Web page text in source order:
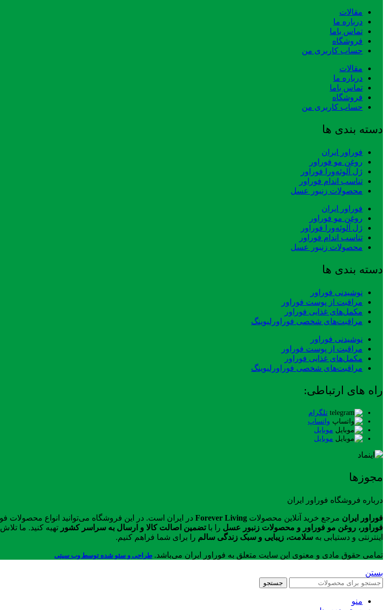
مقالات
درباره ما
تماس باما
فروشگاه
حساب کاربری من
مقالات
درباره ما
تماس باما
فروشگاه
حساب کاربری من
دسته بندی ها
فوراور ایران
روغن مو فوراور
ژل آلوئه‌ورا فوراور
تناسب اندام فوراور
محصولات زنبور عسل
فوراور ایران
روغن مو فوراور
ژل آلوئه‌ورا فوراور
تناسب اندام فوراور
محصولات زنبور عسل
دسته بندی ها
نوشیدنی فوراور
مراقبت از پوست فوراور
مکمل‌های غذایی فوراور
مراقبت‌های شخصی فوراورلیوینگ
نوشیدنی فوراور
مراقبت از پوست فوراور
مکمل‌های غذایی فوراور
مراقبت‌های شخصی فوراورلیوینگ
راه های ارتباطی:
تلگرام
واتساپ
موبایل
موبایل
مجوزها
درباره فروشگاه فوراور ایران
فوراور ایران مرجع خرید آنلاین محصولات Forever Living در ایران است. در این فروشگاه می‌توانید انواع محصولات
فوراور، روغن مو فوراور و محصولات زنبور عسل را باتضمین اصالت کالا و ارسال به سراسر کشور تهیه کنید. ما
اینترنتی و دستیابی به سلامت، زیبایی و سبک زندگی سالم را برای شما فراهم کنیم.
تمامی حقوق مادی و معنوی این سایت متعلق به فوراور ایران می‌باشد. طراحی و سئو شده توسط وب سیتی
بستن
جستجو
منو